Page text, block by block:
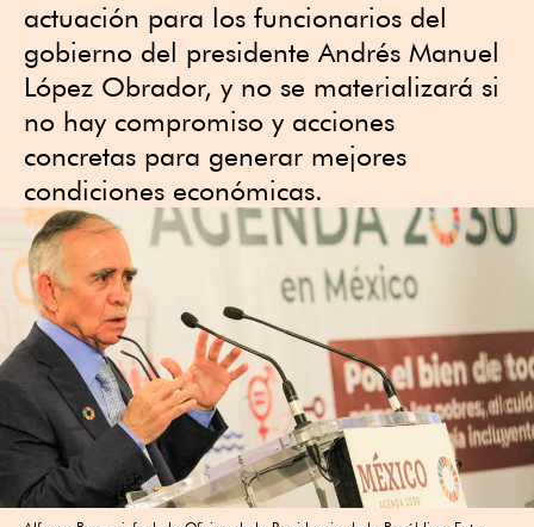
actuación para los funcionarios del
gobierno del presidente Andrés Manuel
López Obrador, y no se materializará si
no hay compromiso y acciones
concretas para generar mejores
condiciones económicas.